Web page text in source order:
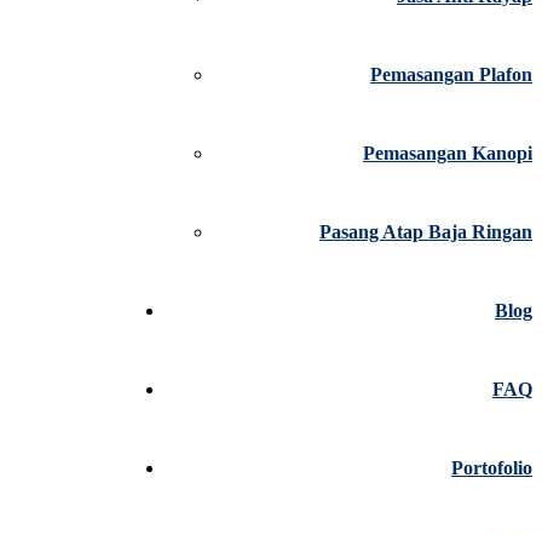
Pemasangan Plafon
Pemasangan Kanopi
Pasang Atap Baja Ringan
Blog
FAQ
Portofolio